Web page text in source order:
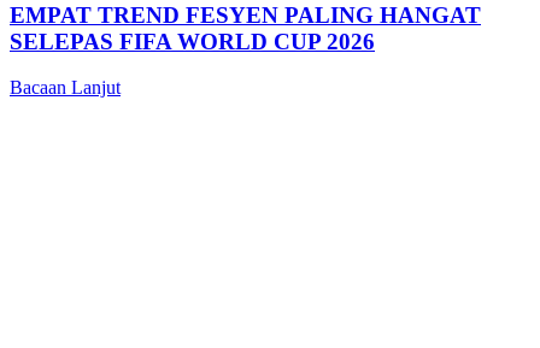
EMPAT TREND FESYEN PALING HANGAT
SELEPAS FIFA WORLD CUP 2026
Bacaan Lanjut